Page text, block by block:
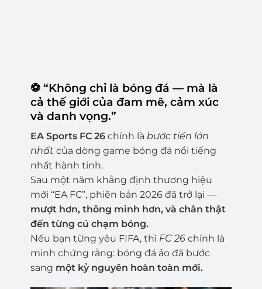
⚽ “Không chỉ là bóng đá — mà là
cả thế giới của đam mê, cảm xúc
và danh vọng.”
EA Sports FC 26chính là bước tiến lớn
nhấtcủa dòng game bóng đá nổi tiếng
nhất hành tinh.
Sau một năm khẳng định thương hiệu
mới “EA FC”, phiên bản 2026 đã trở lại —
mượt hơn, thông minh hơn, và chân thật
đến từng cú chạm bóng.
Nếu bạn từng yêu FIFA, thì FC 26chính là
minh chứng rằng: bóng đá ảo đã bước
sang một kỷ nguyên hoàn toàn mới.